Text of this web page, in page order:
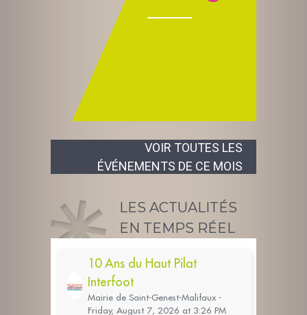
VOIR TOUTES LES
ÉVÉNEMENTS DE CE MOIS
LES ACTUALITÉS
EN TEMPS RÉEL